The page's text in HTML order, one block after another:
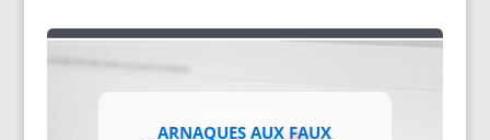
ARNAQUES AUX FAUX